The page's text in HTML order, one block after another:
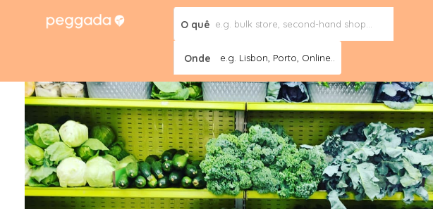
O quê
Onde e.g. Lisbon, Porto, Online..